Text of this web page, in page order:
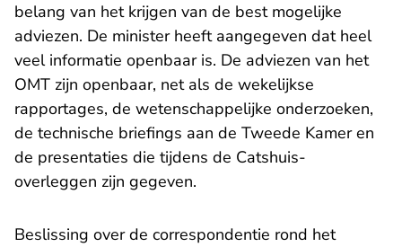
belang van het krijgen van de best mogelijke
adviezen. De minister heeft aangegeven dat heel
veel informatie openbaar is. De adviezen van het
OMT zijn openbaar, net als de wekelijkse
rapportages, de wetenschappelijke onderzoeken,
de technische briefings aan de Tweede Kamer en
de presentaties die tijdens de Catshuis-
overleggen zijn gegeven.
Beslissing over de correspondentie rond het